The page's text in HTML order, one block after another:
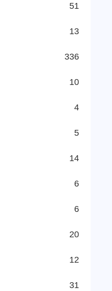
51
13
336
10
4
5
14
6
6
20
12
31